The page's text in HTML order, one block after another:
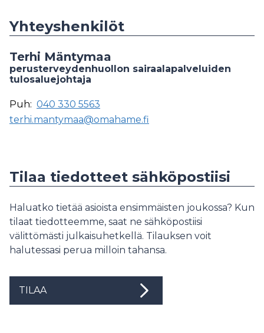
Yhteyshenkilöt
Terhi Mäntymaa
perusterveydenhuollon sairaalapalveluiden
tulosaluejohtaja
Puh: 040 330 5563
terhi.mantymaa@omahame.fi
Tilaa tiedotteet sähköpostiisi
Haluatko tietää asioista ensimmäisten joukossa? Kun
tilaat tiedotteemme, saat ne sähköpostiisi
välittömästi julkaisuhetkellä. Tilauksen voit
halutessasi perua milloin tahansa.
TILAA